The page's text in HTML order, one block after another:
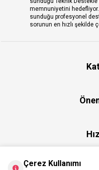
memnuniyetini
sunduğu profesyonel
sorunun en hızlı şekilde
Çerez Kullanımı